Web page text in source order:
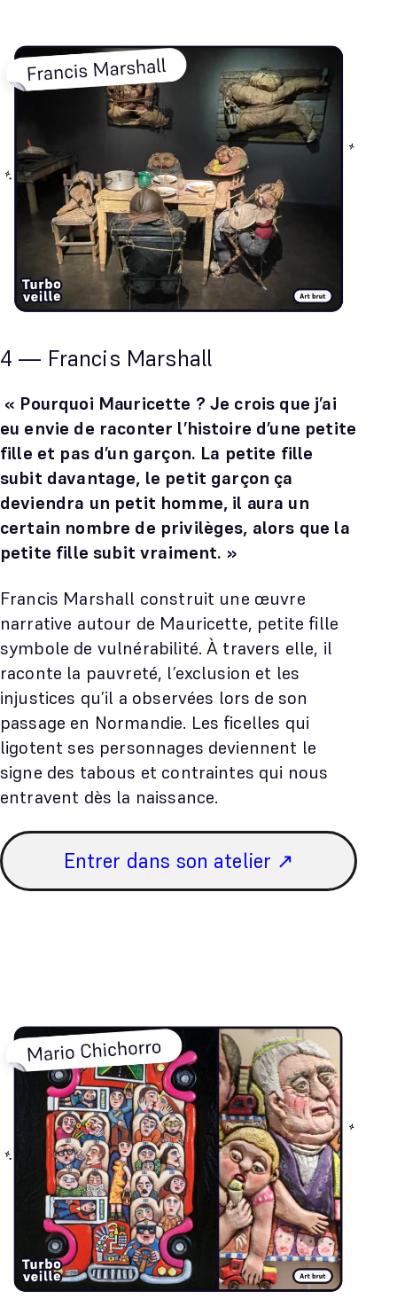
4 — Francis Marshall
« Pourquoi Mauricette ? Je crois que j’ai
eu envie de raconter l’histoire d’une petite
fille et pas d’un garçon. La petite fille
subit davantage, le petit garçon ça
deviendra un petit homme, il aura un
certain nombre de privilèges, alors que la
petite fille subit vraiment. »
Francis Marshall construit une œuvre
narrative autour de Mauricette, petite fille
symbole de vulnérabilité. À travers elle, il
raconte la pauvreté, l’exclusion et les
injustices qu’il a observées lors de son
passage en Normandie. Les ficelles qui
ligotent ses personnages deviennent le
signe des tabous et contraintes qui nous
entravent dès la naissance.
Entrer dans son atelier ↗